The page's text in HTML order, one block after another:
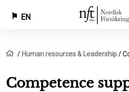
Skip
main
content
EN
Breadcrumb
Home
Human resources & Leadership
Competence